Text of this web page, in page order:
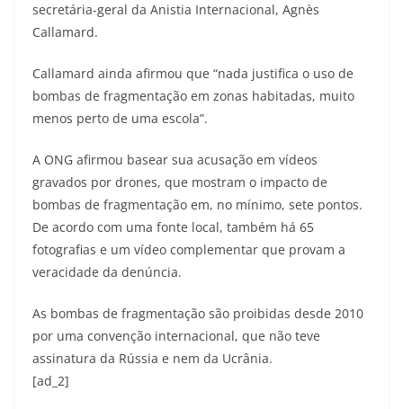
secretária-geral da Anistia Internacional, Agnès
Callamard.
Callamard ainda afirmou que “nada justifica o uso de
bombas de fragmentação em zonas habitadas, muito
menos perto de uma escola”.
A ONG afirmou basear sua acusação em vídeos
gravados por drones, que mostram o impacto de
bombas de fragmentação em, no mínimo, sete pontos.
De acordo com uma fonte local, também há 65
fotografias e um vídeo complementar que provam a
veracidade da denúncia.
As bombas de fragmentação são proibidas desde 2010
por uma convenção internacional, que não teve
assinatura da Rússia e nem da Ucrânia.
[ad_2]